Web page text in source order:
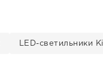
LED-светильники